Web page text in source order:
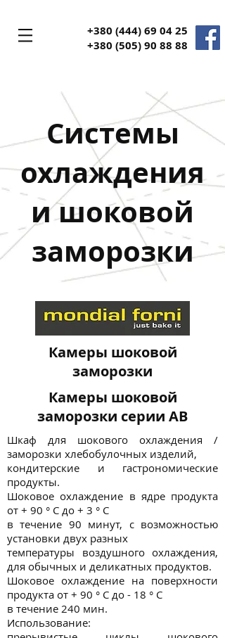
+380 (444) 69 04 25
+380 (505) 90 88 88
Системы
охлаждения
и шоковой
заморозки
Камеры шоковой
заморозки
Камеры шоковой
заморозки серии AB
Шкаф для шокового охлаждения /
заморозки хлебобулочных изделий,
кондитерские и гастрономические
продукты.
Шоковое охлаждение в ядре продукта
от + 90 ° C до + 3 ° C
в течение 90 минут, с возможностью
установки двух разных
температуры воздушного охлаждения,
для обычных и деликатных продуктов.
Шоковое охлаждение на поверхности
продукта от + 90 ° C до - 18 ° C
в течение 240 мин.
Использование: